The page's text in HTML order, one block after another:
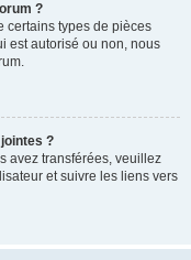
?
certains types de pièces
est autorisé ou non, nous
?
avez transférées, veuillez
et suivre les liens vers